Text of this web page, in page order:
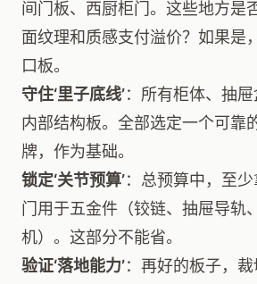
间门板、西厨柜门。这些地方是
面纹理和质感支付溢价？如果是
口板。
守住‘里子底线’：所有柜体、抽
内部结构板。全部选定一个可靠
牌，作为基础。
锁定‘关节预算’：总预算中，至
门用于五金件（铰链、抽屉导轨
机）。这部分不能省。
验证‘落地能力’：再好的板子，